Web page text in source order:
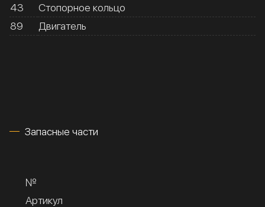
43
Стопорное кольцо
89
Двигатель
Запасные части
№
Артикул